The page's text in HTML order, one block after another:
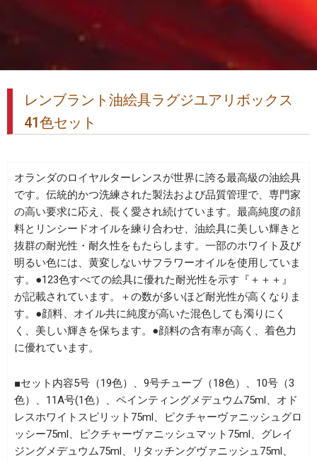
レンブラント油絵具ラグジユアリボックス
41色セット
オランダのロイヤルターレンスが世界に誇る最高級の油絵具
です。伝統的かつ洗練された製法および品質管理で、専門家
の高い要求に応え、長く愛され続けています。最高純度の顔
料とリンシードオイルを練り合わせ、油絵具に美しい輝きと
抜群の耐光性・耐久性をもたらします。一部のホワイト及び
明るい色には、黄変しないサフラワーオイルを使用していま
す。●123色すべての絵具に優れた耐光性を示す『＋＋＋』
が記載されています。＋の数が多いほど耐光性が高くなりま
す。●顔料、オイル共に純度が高いた混色しても濁りにく
く、美しい輝きを保ちます。●顔料の含有率が高く、着色力
に優れています。
■セット内容5号（19色）、9号チューブ（18色）、10号（3
色）、11A号(1色）、ペインティングメデュウム75ml、オド
レスホワイトスピリット75ml、ピクチャーヴァニッシュグロ
ッシー75ml、ピクチャーヴァニッシュマット75ml、グレイ
ジングメデュウム75ml、リタッチングヴァニッシュ75ml、